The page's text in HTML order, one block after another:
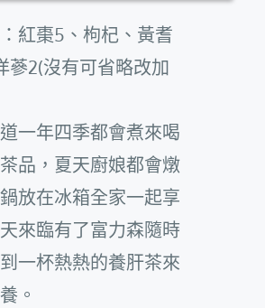
紅棗5、枸杞、黃耆
蔘2(沒有可省略改加
一年四季都會煮來喝
品，夏天廚娘都會燉
放在冰箱全家一起享
來臨有了富力森隨時
一杯熱熱的養肝茶來
。